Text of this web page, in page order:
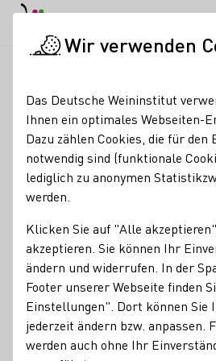
EDEKA 2026
In Zusammenarbeit mit der
Jahresende eine weitere
verschiedenen EDEKA-
An alle EDEKA-Lieferant/
Beliefern Sie EDEKA in NRW,
Berlin oder München?
In Zusammenarbeit mit der
Jahresende eine weitere
Wir verwenden
Das Deutsche Weininstitut
Ihnen ein optimales Webseiten-
Dazu zählen Cookies, die für den
notwendig sind (funktionale
lediglich zu anonymen
werden.
Klicken Sie auf "Alle
akzeptieren. Sie können Ihr
ändern und widerrufen. In der
Footer unserer Webseite finden
Einstellungen". Dort können Sie
jederzeit ändern bzw. anpassen.
werden auch ohne Ihr